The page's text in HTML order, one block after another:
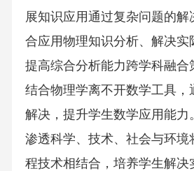
展知识应用通过复杂问题的解
合应用物理知识分析、解决实
提高综合分析能力跨学科融合
结合物理学离不开数学工具，
解决，提升学生数学应用能力
渗透科学、技术、社会与环境
程技术相结合，培养学生解决